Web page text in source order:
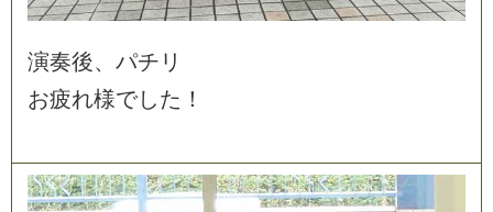
演奏後、 パチ リ
お疲れ様でした ！